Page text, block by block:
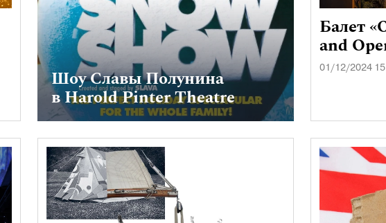
Шоу Славы Полунина
в Harold Pinter Theatre
Балет
and
01/12/2024